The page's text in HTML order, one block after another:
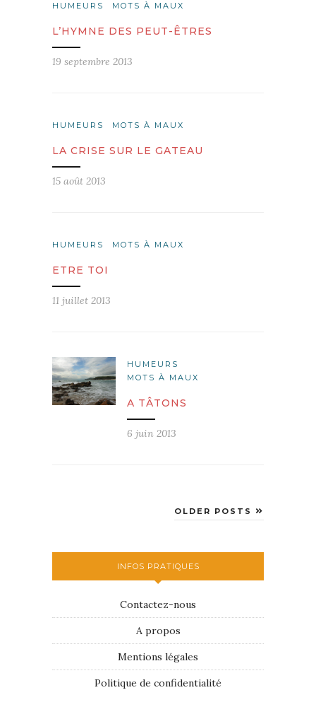
HUMEURS MOTS À MAUX
L’HYMNE DES PEUT-ÊTRES
19 septembre 2013
HUMEURS MOTS À MAUX
LA CRISE SUR LE GATEAU
15 août 2013
HUMEURS MOTS À MAUX
ETRE TOI
11 juillet 2013
HUMEURS
MOTS À MAUX
A TÂTONS
6 juin 2013
OLDER POSTS
INFOS PRATIQUES
Contactez-nous
A propos
Mentions légales
Politique de confidentialité